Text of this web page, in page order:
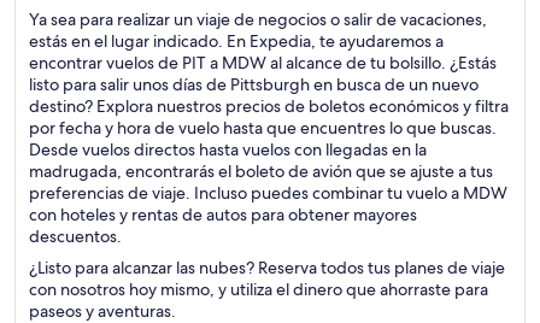
Ya sea para realizar un viaje de negocios o salir de vacaciones,
estás en el lugar indicado. En Expedia, te ayudaremos a
encontrar vuelos de PIT a MDW al alcance de tu bolsillo. ¿Estás
listo para salir unos días de Pittsburgh en busca de un nuevo
destino? Explora nuestros precios de boletos económicos y filtra
por fecha y hora de vuelo hasta que encuentres lo que buscas.
Desde vuelos directos hasta vuelos con llegadas en la
madrugada, encontrarás el boleto de avión que se ajuste a tus
preferencias de viaje. Incluso puedes combinar tu vuelo a MDW
con hoteles y rentas de autos para obtener mayores
descuentos.
¿Listo para alcanzar las nubes? Reserva todos tus planes de viaje
con nosotros hoy mismo, y utiliza el dinero que ahorraste para
paseos y aventuras.